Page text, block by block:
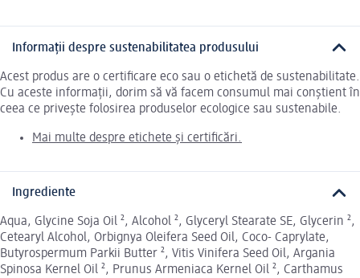
Informații despre sustenabilitatea produsului
Acest produs are o certificare eco sau o etichetă de sustenabilitate.
Cu aceste informații, dorim să vă facem consumul mai conștient în
ceea ce privește folosirea produselor ecologice sau sustenabile.
Mai multe despre etichete și certificări.
Ingrediente
Aqua, Glycine Soja Oil ², Alcohol ², Glyceryl Stearate SE, Glycerin ²,
Cetearyl Alcohol, Orbignya Oleifera Seed Oil, Coco- Caprylate,
Butyrospermum Parkii Butter ², Vitis Vinifera Seed Oil, Argania
Spinosa Kernel Oil ², Prunus Armeniaca Kernel Oil ², Carthamus